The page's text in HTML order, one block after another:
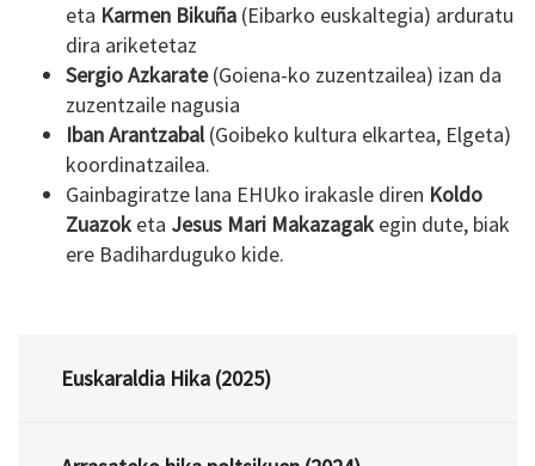
eta Karmen Bikuña (Eibarko euskaltegia) arduratu
dira ariketetaz
Sergio Azkarate(Goiena-ko zuzentzailea) izan da
zuzentzaile nagusia
Iban Arantzabal(Goibeko kultura elkartea, Elgeta)
koordinatzailea.
Gainbagiratze lana EHUko irakasle diren Koldo
Zuazoketa Jesus Mari Makazagakegin dute, biak
ere Badiharduguko kide.
Euskaraldia Hika (2025)